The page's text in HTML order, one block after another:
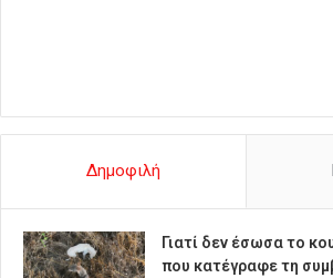
Δημοφιλή
Γιατί δεν έσωσα το
που κατέγραφε τη